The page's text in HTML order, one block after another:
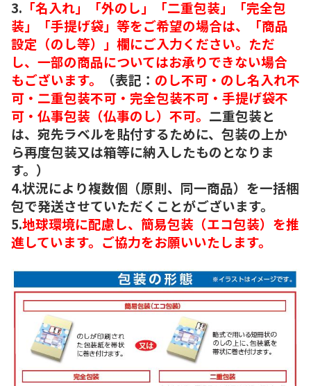
3. 「名入れ」「外のし」「二重包装」「完全包
装」「手提げ袋」等をご希望の場合は、「商品
設定（のし等）」欄にご入力ください。ただ
し、一部の商品についてはお承りできない場合
もございます。
（表記： のし不可・のし名入れ不
可・二重包装不可・完全包装不可・手提げ袋不
可・仏事包装（仏事のし）不可。 二重包装と
は、宛先ラベルを貼付するために、包装の上か
ら再度包装又は箱等に納入したものとなりま
す。）
4.状況により複数個（原則、同一商品）を一括梱
包で発送させていただくことがございます。
5.地球環境に配慮し、簡易包装（エコ包装）を推
進しています。ご協力をお願いいたします。